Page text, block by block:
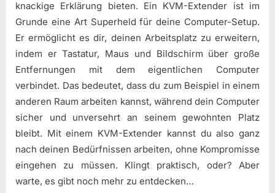
knackige Erklärung bieten. Ein KVM-Extender ist im
Grunde eine Art Superheld für deine Computer-Setup.
Er ermöglicht es dir, deinen Arbeitsplatz zu erweitern,
indem er Tastatur, Maus und Bildschirm über große
Entfernungen mit dem eigentlichen Computer
verbindet. Das bedeutet, dass du zum Beispiel in einem
anderen Raum arbeiten kannst, während dein Computer
sicher und unversehrt an seinem gewohnten Platz
bleibt. Mit einem KVM-Extender kannst du also ganz
nach deinen Bedürfnissen arbeiten, ohne Kompromisse
eingehen zu müssen. Klingt praktisch, oder? Aber
warte, es gibt noch mehr zu entdecken…